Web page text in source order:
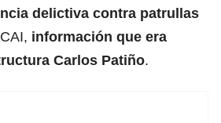
delictiva contra patrullas
información que era
Carlos Patiño.